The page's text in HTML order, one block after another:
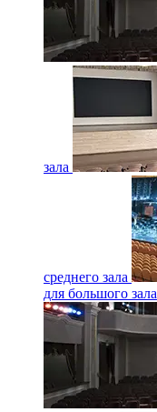
зала
среднего зала
для большого зала